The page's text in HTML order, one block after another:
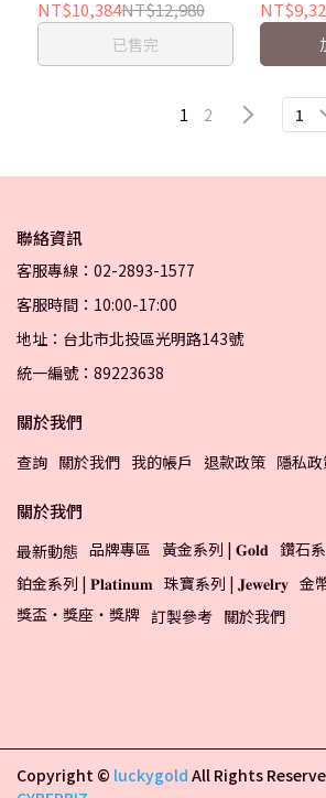
金墜子 金重約 0.45 錢
NT$10,384NT$12,980
已售完
墜子 金
1 2 1
聯絡資訊
客服專線：02-2893-1577
客服時間：10:00-17:00
地址：台北市北投區光明路143號
統一編號：89223638
關於我們
查詢 關於我們 我的帳戶 退款政策 隱私
關於我們
最新動態 品牌專區 黃金系列 | 𝐆𝐨𝐥𝐝 鑽石
鉑金系列 | 𝐏𝐥𝐚𝐭𝐢𝐧𝐮𝐦 珠寶系列 | 𝐉𝐞𝐰𝐞𝐥𝐫𝐲 金
獎盃・獎座・獎牌 訂製參考 關於我們
Copyright © luckygold All Rights